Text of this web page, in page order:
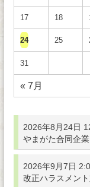
17 18
24 25
31
« 7月
2026年8月24日
やまがた合同企
2026年9月7日
改正ハラスメン